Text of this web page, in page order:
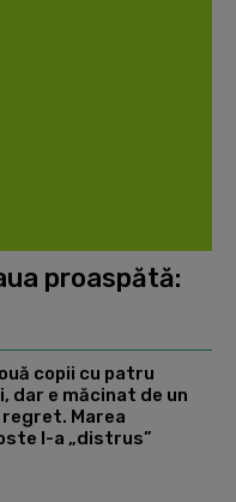
proaspătă:
copii cu patru
dar e măcinat de un
regret. Marea
l-a „distrus”